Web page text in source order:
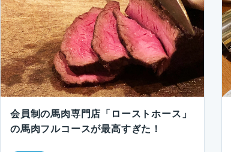
会員制の馬肉専門店「ローストホース」
の馬肉フルコースが最高すぎた！